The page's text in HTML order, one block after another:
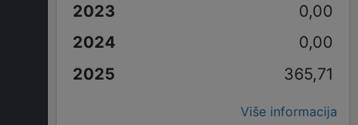
0,00
0,00
365,71
Više informacija